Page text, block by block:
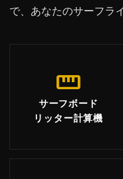
で、あなたのサーフラ
straighten
サーフボード
リッター計算機